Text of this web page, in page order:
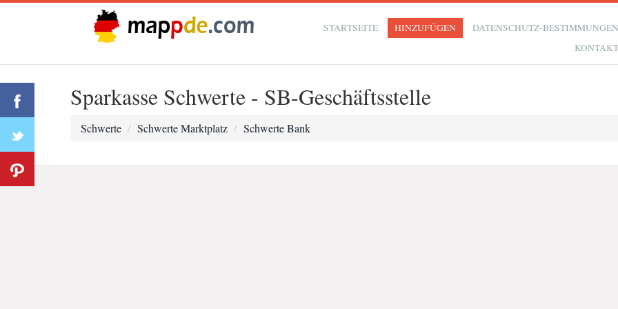
STARTSEITE HINZUFÜGEN
DATENSCHUTZ-
Sparkasse Schwerte - SB-Geschäftsstelle
Schwerte Schwerte Marktplatz Schwerte Bank